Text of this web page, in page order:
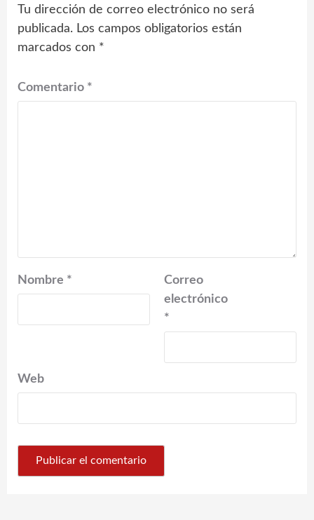
Tu dirección de correo electrónico no será
publicada. Los campos obligatorios están
marcados con *
Comentario *
Nombre *
Correo
electrónico
*
Web